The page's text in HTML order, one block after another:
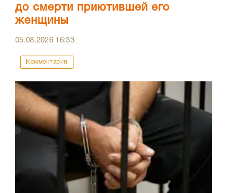
до смерти приютившей его
женщины
05.08.2026 16:33
Комментарии